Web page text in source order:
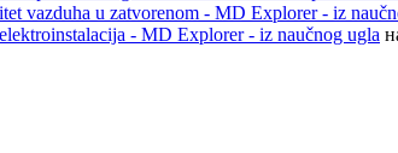
vazduha u zatvorenom - MD Explorer - iz
- MD Explorer - iz naučnog ugla